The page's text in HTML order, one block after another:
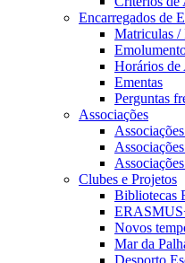
Encarregados de
Matriculas /
Horários de
Ementas
Perguntas
Associações
Clubes e Projetos
Bibliotecas
Novos
Mar da
Desporto